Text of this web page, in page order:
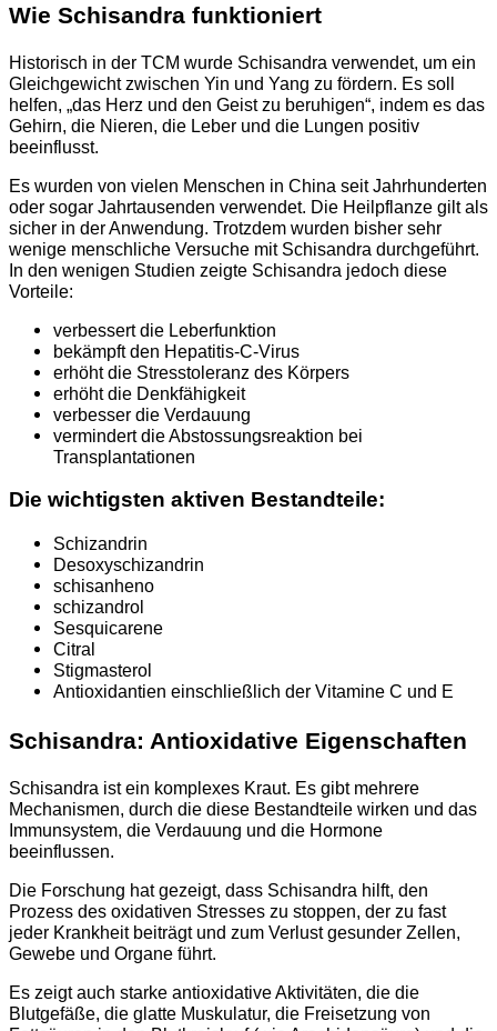
Wie Schisandra funktioniert
Historisch in der TCM wurde Schisandra verwendet, um ein
Gleichgewicht zwischen Yin und Yang zu fördern. Es soll
helfen, „das Herz und den Geist zu beruhigen“, indem es das
Gehirn, die Nieren, die Leber und die Lungen positiv
beeinflusst.
Es wurden von vielen Menschen in China seit Jahrhunderten
oder sogar Jahrtausenden verwendet. Die Heilpflanze gilt als
sicher in der Anwendung. Trotzdem wurden bisher sehr
wenige menschliche Versuche mit Schisandra durchgeführt.
In den wenigen Studien zeigte Schisandra jedoch diese
Vorteile:
verbessert die Leberfunktion
bekämpft den Hepatitis-C-Virus
erhöht die Stresstoleranz des Körpers
erhöht die Denkfähigkeit
verbesser die Verdauung
vermindert die Abstossungsreaktion bei
Transplantationen
Die wichtigsten aktiven Bestandteile:
Schizandrin
Desoxyschizandrin
schisanheno
schizandrol
Sesquicarene
Citral
Stigmasterol
Antioxidantien einschließlich der Vitamine C und E
Schisandra: Antioxidative Eigenschaften
Schisandra ist ein komplexes Kraut. Es gibt mehrere
Mechanismen, durch die diese Bestandteile wirken und das
Immunsystem, die Verdauung und die Hormone
beeinflussen.
Die Forschung hat gezeigt, dass Schisandra hilft, den
Prozess des oxidativen Stresses zu stoppen, der zu fast
jeder Krankheit beiträgt und zum Verlust gesunder Zellen,
Gewebe und Organe führt.
Es zeigt auch starke antioxidative Aktivitäten, die die
Blutgefäße, die glatte Muskulatur, die Freisetzung von